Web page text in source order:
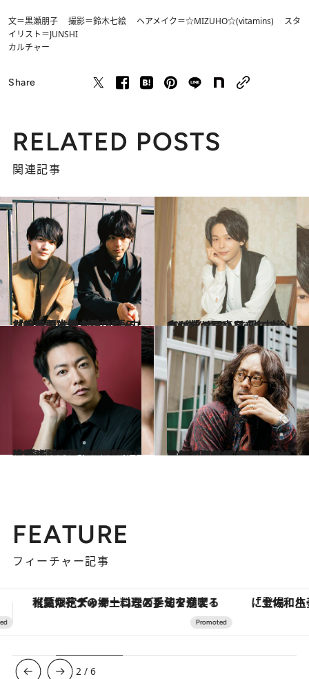
文＝黒瀬朋子 撮影＝鈴木七絵 ヘアメイク＝☆MIZUHO☆(vitamins) スタ
イリスト＝JUNSHI
カルチャー
Share
RELATED POSTS
関連記事
2020.6.2
《完全版》神木隆之介×中村倫也の本音 神木が語る「トモ君は飾らないもんね」
カルチャー 2021.2.5
“ひねくれていた”中村倫也が昔の写真を 見てビックリ「ヤバい目をしてた…笑」
カルチャー
2021.9.30
役者15年目に演じる初の“容疑者”役 佐藤 健がいま語る「表現」の矜持とは
カルチャー 2021.9.24
イケオジ俳優 滝藤賢一に密着したら こんなにおしゃれで楽しい本ができました 「いいと思ったら躊躇せずに着ればいい」
カルチャー
FEATURE
フィーチャー記事
「土佐和ハーブかき氷」がOMO7高知に登場！生姜、山椒、大葉など目にも舌にも涼を呼ぶ郷土の味 ヴァシュロン・コンスタンタ
3 /6